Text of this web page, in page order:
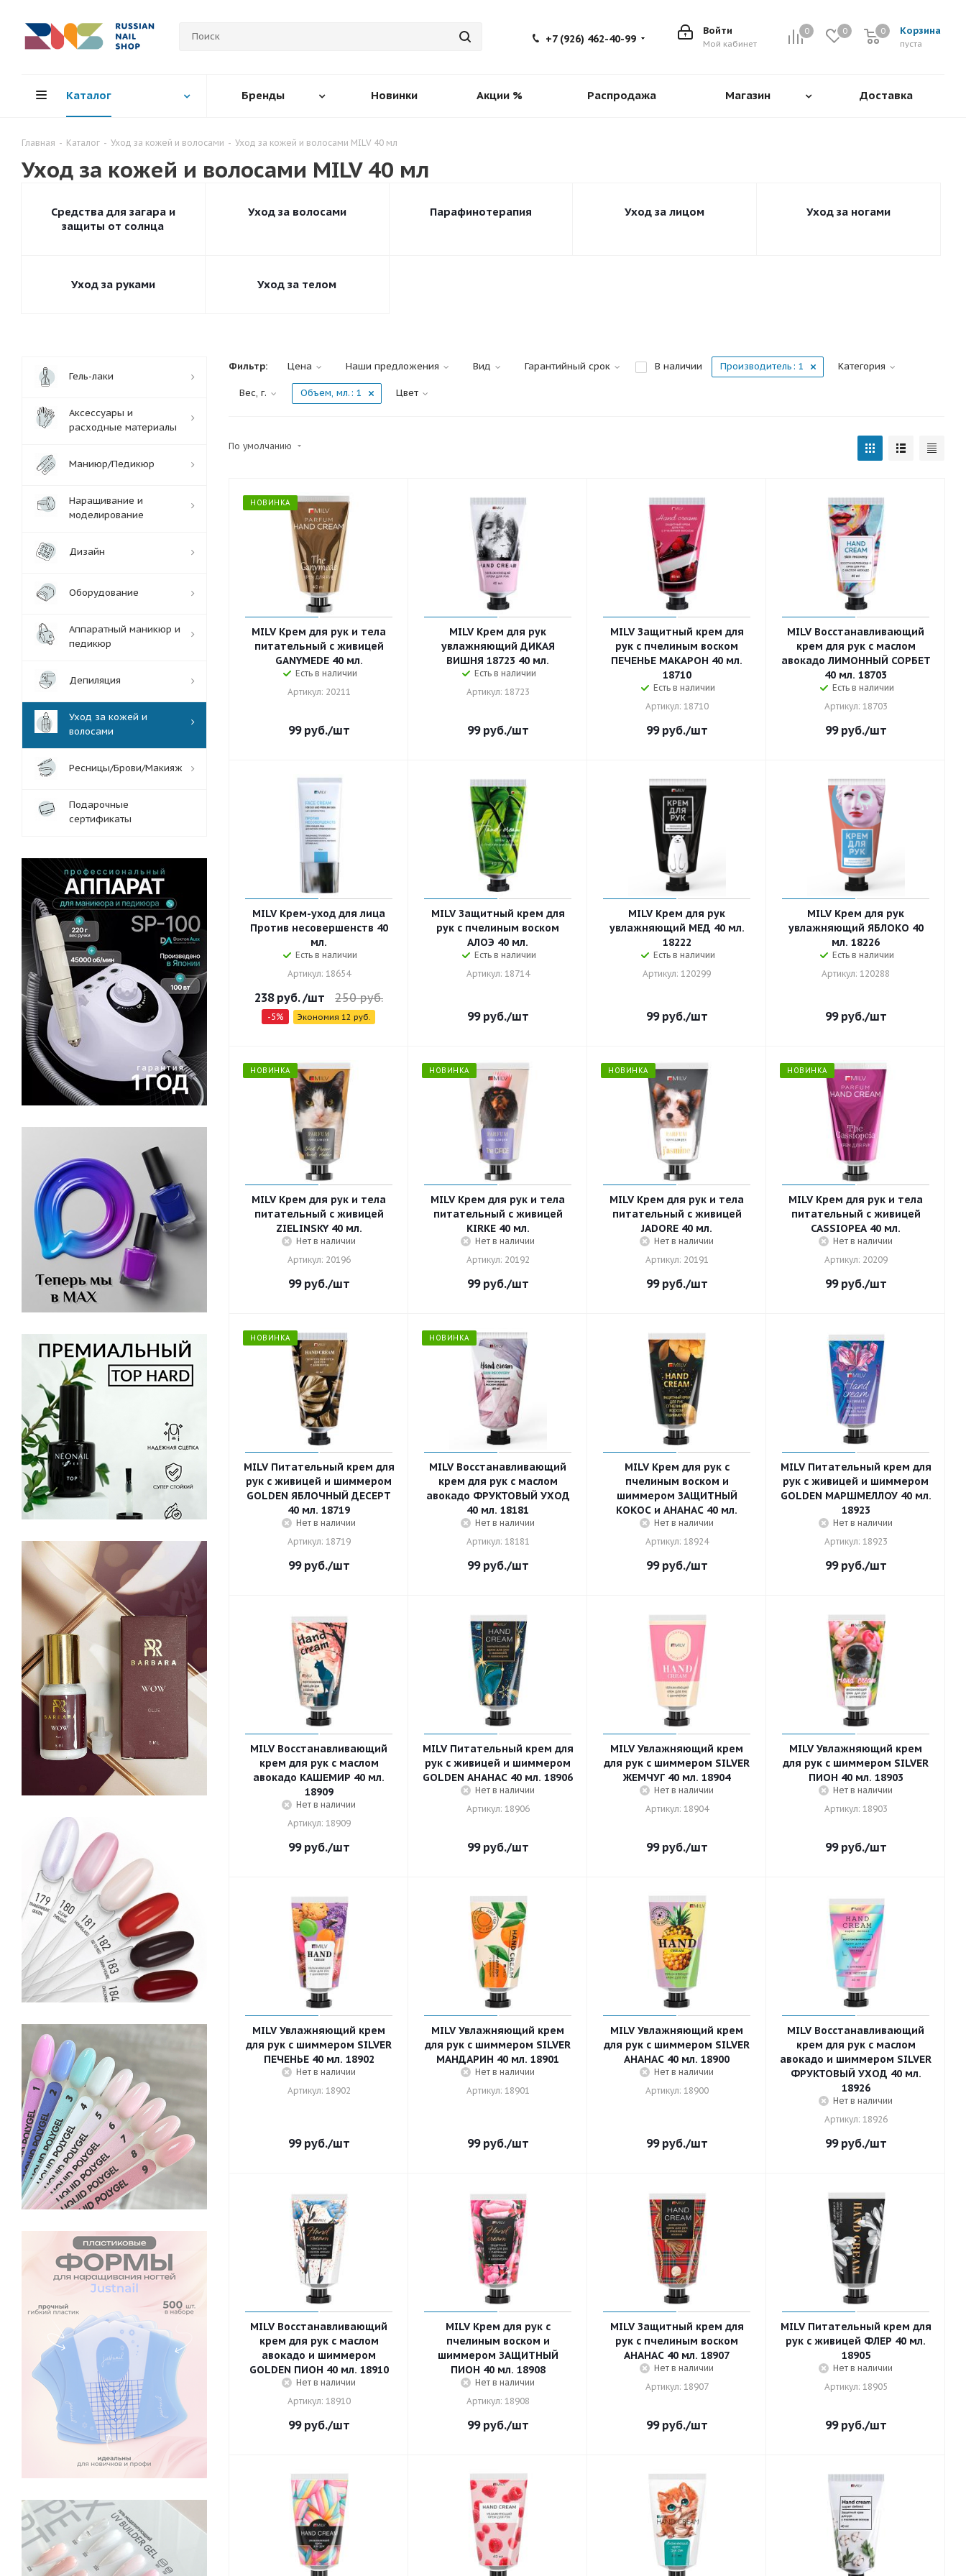
0 0 Корзина
0
пуста
0
Войти
Мой кабинет
+7 (926) 462-40-99
Каталог Бренды Новинки Акции % Распродажа Магазин Доставка
Главная - Каталог - Уход за кожей и волосами - Уход за кожей и волосами MILV 40 мл
Уход за кожей и волосами MILV 40 мл
Средства для загара и
защиты от солнца
Уход за волосами Парафинотерапия Уход за лицом Уход за ногами
Уход за руками Уход за телом
Фильтр: Цена Наши предложения Вид Гарантийный срок В наличии Производитель: 1 Категория
Вес, г. Объем, мл.: 1 Цвет
По умолчанию
НОВИНКА
MILV Крем для рук и тела
питательный с живицей
GANYMEDE 40 мл.
Есть в наличии
Артикул: 20211
99руб./шт
MILV Крем для рук
увлажняющий ДИКАЯ
ВИШНЯ 18723 40 мл.
Есть в наличии
Артикул: 18723
99руб./шт
MILV Защитный крем для
рук с пчелиным воском
ПЕЧЕНЬЕ МАКАРОН 40 мл.
18710
Есть в наличии
Артикул: 18710
99руб./шт
MILV Восстанавливающий
крем для рук с маслом
авокадо ЛИМОННЫЙ СОРБЕТ
40 мл. 18703
Есть в наличии
Артикул: 18703
99руб./шт
MILV Крем-уход для лица
Против несовершенств 40
мл.
Есть в наличии
Артикул: 18654
238руб. /шт 250руб.
-5% Экономия 12 руб.
MILV Защитный крем для
рук с пчелиным воском
АЛОЭ 40 мл.
Есть в наличии
Артикул: 18714
99руб./шт
MILV Крем для рук
увлажняющий МЕД 40 мл.
18222
Есть в наличии
Артикул: 120299
99руб./шт
MILV Крем для рук
увлажняющий ЯБЛОКО 40
мл. 18226
Есть в наличии
Артикул: 120288
99руб./шт
НОВИНКА
MILV Крем для рук и тела
питательный с живицей
ZIELINSKY 40 мл.
Нет в наличии
Артикул: 20196
99руб./шт
НОВИНКА
MILV Крем для рук и тела
питательный с живицей
KIRKE 40 мл.
Нет в наличии
Артикул: 20192
99руб./шт
НОВИНКА
MILV Крем для рук и тела
питательный с живицей
JADORE 40 мл.
Нет в наличии
Артикул: 20191
99руб./шт
НОВИНКА
MILV Крем для рук и тела
питательный с живицей
CASSIOPEA 40 мл.
Нет в наличии
Артикул: 20209
99руб./шт
НОВИНКА
MILV Питательный крем для
рук с живицей и шиммером
GOLDEN ЯБЛОЧНЫЙ ДЕСЕРТ
40 мл. 18719
Нет в наличии
Артикул: 18719
99руб./шт
НОВИНКА
MILV Восстанавливающий
крем для рук с маслом
авокадо ФРУКТОВЫЙ УХОД
40 мл. 18181
Нет в наличии
Артикул: 18181
99руб./шт
MILV Крем для рук с
пчелиным воском и
шиммером ЗАЩИТНЫЙ
КОКОС и АНАНАС 40 мл.
Нет в наличии
Артикул: 18924
99руб./шт
MILV Питательный крем для
рук с живицей и шиммером
GOLDEN МАРШМЕЛЛОУ 40 мл.
18923
Нет в наличии
Артикул: 18923
99руб./шт
MILV Восстанавливающий
крем для рук с маслом
авокадо КАШЕМИР 40 мл.
18909
Нет в наличии
Артикул: 18909
99руб./шт
MILV Питательный крем для
рук с живицей и шиммером
GOLDEN АНАНАС 40 мл. 18906
Нет в наличии
Артикул: 18906
99руб./шт
MILV Увлажняющий крем
для рук с шиммером SILVER
ЖЕМЧУГ 40 мл. 18904
Нет в наличии
Артикул: 18904
99руб./шт
MILV Увлажняющий крем
для рук с шиммером SILVER
ПИОН 40 мл. 18903
Нет в наличии
Артикул: 18903
99руб./шт
MILV Увлажняющий крем
для рук с шиммером SILVER
ПЕЧЕНЬЕ 40 мл. 18902
Нет в наличии
Артикул: 18902
99руб./шт
MILV Увлажняющий крем
для рук с шиммером SILVER
МАНДАРИН 40 мл. 18901
Нет в наличии
Артикул: 18901
99руб./шт
MILV Увлажняющий крем
для рук с шиммером SILVER
АНАНАС 40 мл. 18900
Нет в наличии
Артикул: 18900
99руб./шт
MILV Восстанавливающий
крем для рук с маслом
авокадо и шиммером SILVER
ФРУКТОВЫЙ УХОД 40 мл.
18926
Нет в наличии
Артикул: 18926
99руб./шт
MILV Восстанавливающий
крем для рук с маслом
авокадо и шиммером
GOLDEN ПИОН 40 мл. 18910
Нет в наличии
Артикул: 18910
99руб./шт
MILV Крем для рук с
пчелиным воском и
шиммером ЗАЩИТНЫЙ
ПИОН 40 мл. 18908
Нет в наличии
Артикул: 18908
99руб./шт
MILV Защитный крем для
рук с пчелиным воском
АНАНАС 40 мл. 18907
Нет в наличии
Артикул: 18907
99руб./шт
MILV Питательный крем для
рук с живицей ФЛЕР 40 мл.
18905
Нет в наличии
Артикул: 18905
99руб./шт
Гель-лаки
Аксессуары и
расходные материалы
Маниюр/Педикюр
Наращивание и
моделирование
Дизайн
Оборудование
Аппаратный маникюр и
педикюр
Депиляция
Уход за кожей и
волосами
Ресницы/Брови/Макияж
Подарочные
сертификаты